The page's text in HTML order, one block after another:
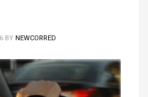
BY NEWCORRED